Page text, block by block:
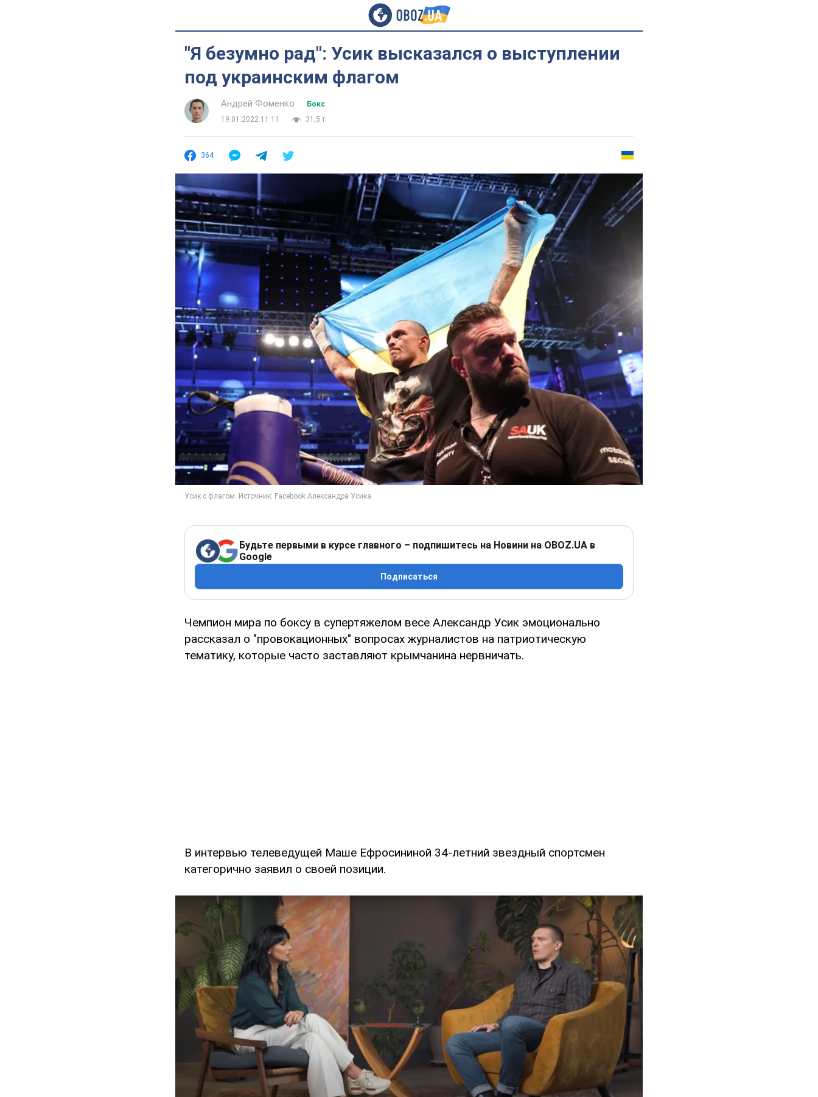
"Я безумно рад": Усик высказался о выступлении
под украинским флагом
Андрей Фоменко
Бокс
19.01.2022 11:11
31,5 т.
364
Будьте первыми в курсе главного – подпишитесь на Новини на OBOZ.UA в
Google
Подписаться
Чемпион мира по боксу в супертяжелом весе Александр Усик эмоционально
рассказал о "провокационных" вопросах журналистов на патриотическую
тематику, которые часто заставляют крымчанина нервничать.
В интервью телеведущей Маше Ефросининой 34-летний звездный спортсмен
категорично заявил о своей позиции.